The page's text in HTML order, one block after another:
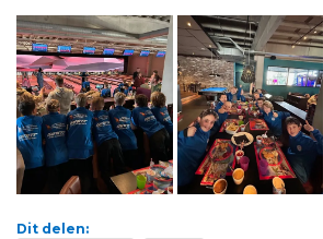
Dit delen: